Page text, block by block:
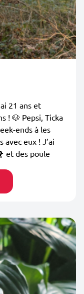
21 ans et
! 🐶 Pepsi, Ticka
ends à les
avec eux ! J’ai
et des poule